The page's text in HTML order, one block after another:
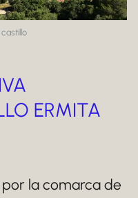
ERMITA
la comarca de